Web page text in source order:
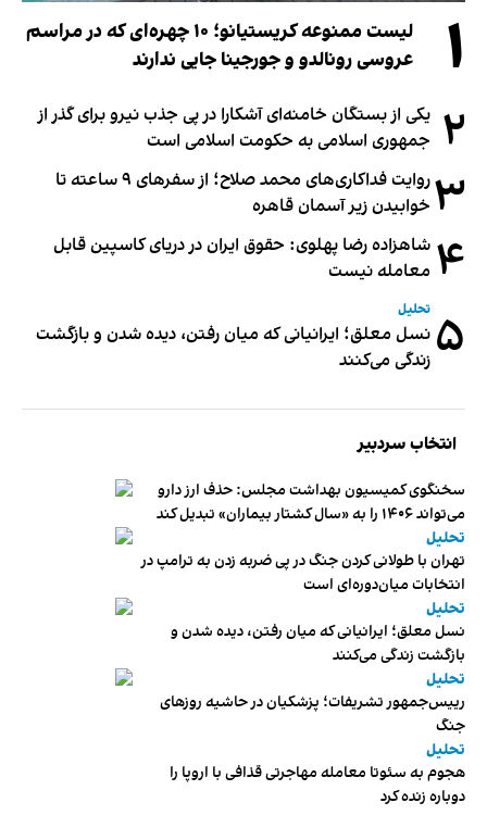
۱
لیست ممنوعه کریستیانو؛ ۱۰ چهره‌ای که در مراسم
عروسی رونالدو و جورجینا جایی ندارند
۲ یکی از بستگان خامنه‌ای آشکارا در پی جذب نیرو برای گذر از
جمهوری اسلامی به حکومت اسلامی است
۳
روایت فداکاری‌های محمد صلاح؛ از سفرهای ۹ ساعته تا
خوابیدن زیر آسمان قاهره
۴ شاهزاده رضا پهلوی: حقوق ایران در دریای کاسپین قابل
معامله نیست
۵ تحلیل
نسل معلق؛ ایرانیانی که میان رفتن، دیده شدن و بازگشت
زندگی می‌کنند
انتخاب سردبیر
سخنگوی کمیسیون بهداشت مجلس: حذف ارز دارو
می‌تواند ۱۴۰۶ را به «سال کشتار بیماران» تبدیل کند
تحلیل
تهران با طولانی کردن جنگ در پی ضربه زدن به ترامپ در
انتخابات میان‌دوره‌ای است
تحلیل
نسل معلق؛ ایرانیانی که میان رفتن، دیده شدن و
بازگشت زندگی می‌کنند
تحلیل
رییس‌جمهور تشریفات؛ پزشکیان در حاشیه روزهای
جنگ
تحلیل
هجوم به سئوتا معامله مهاجرتی قذافی با اروپا را
دوباره زنده کرد